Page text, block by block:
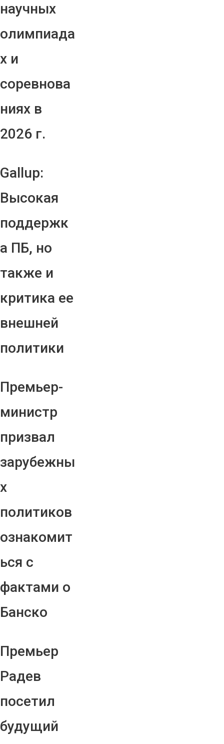
научных
олимпиада
х и
соревнова
ниях в
2026 г.
Gallup:
Высокая
поддержк
а ПБ, но
также и
критика ее
внешней
политики
Премьер-
министр
призвал
зарубежны
х
политиков
ознакомит
ься с
фактами о
Банско
Премьер
Радев
посетил
будущий